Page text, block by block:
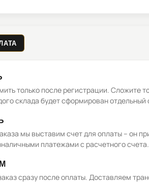
только после регистрации. Сложите
склада будет сформирован отдельный
мы выставим счет для оплаты – он
платежами с расчетного счета.
сразу после оплаты. Доставляем